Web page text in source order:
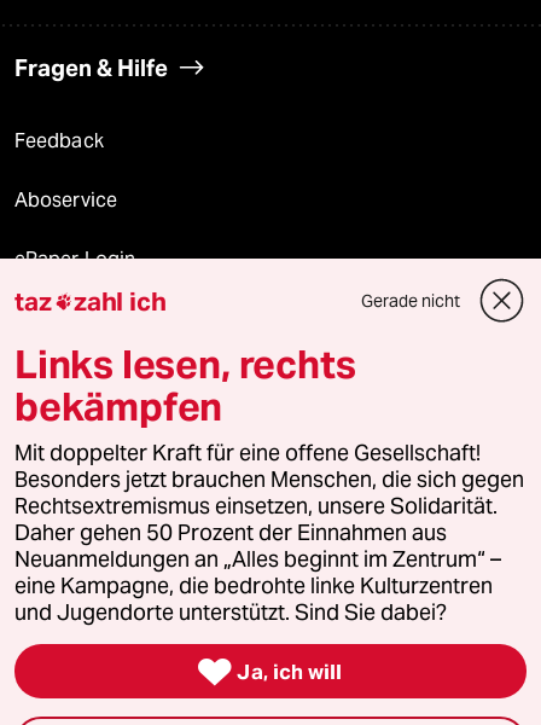
Fragen & Hilfe
Feedback
Aboservice
ePaper Login
Downloads für Abonnierende
© 2026 taz Verlags und Vertriebs GmbH
Alle Rechte vorbehalten. Bei rechtlichen Fragen oder für Genehmigungen
wenden Sie sich bitte an
lizenzen@taz.de
Feedback Redaktionsstatut Kommune-Richtlinien
Leitlinie Informant Datenschutz Impressum AGB
Seitenwende Einwilligungen widerrufen (Ads)
taz zahl ich Gerade nicht
Links lesen, rechts
bekämpfen
Mit doppelter Kraft für eine offene Gesellschaft!
Besonders jetzt brauchen Menschen, die sich gegen
Rechtsextremismus einsetzen, unsere Solidarität.
Daher gehen 50 Prozent der Einnahmen aus
Neuanmeldungen an „Alles beginnt im Zentrum“ –
eine Kampagne, die bedrohte linke Kulturzentren
und Jugendorte unterstützt. Sind Sie dabei?
 Ja, ich will